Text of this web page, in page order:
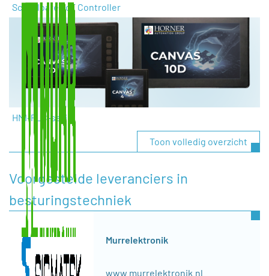
Schaalbare IIoT Controller
HMI-PLC-serie
Toon volledig overzicht
Voorgestelde leveranciers in
besturingstechniek
Murrelektronik
www.murrelektronik.nl